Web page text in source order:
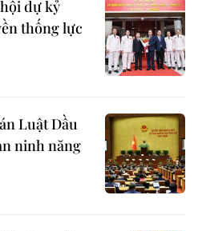
dự kỷ
thống lực
Luật Dầu
ninh năng